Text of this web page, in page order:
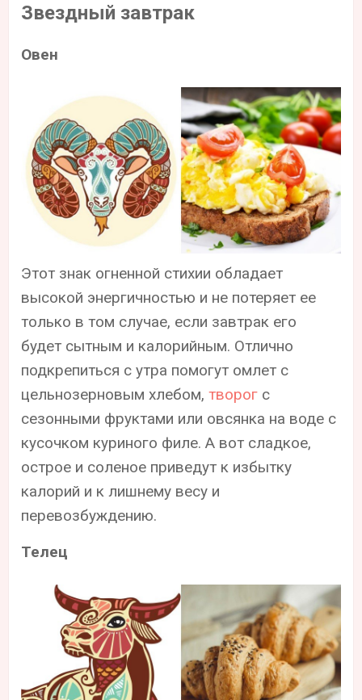
Звездный завтрак
Овен
Этот знак огненной стихии обладает
высокой энергичностью и не потеряет ее
только в том случае, если завтрак его
будет сытным и калорийным. Отлично
подкрепиться с утра помогут омлет с
цельнозерновым хлебом,творог с
сезонными фруктами или овсянка на воде с
кусочком куриного филе. А вот сладкое,
острое и соленое приведут к избытку
калорий и к лишнему весу и
перевозбуждению.
Телец